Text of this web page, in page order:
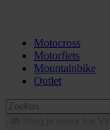
Motocross
Motorfiets
Mountainbike
Outlet